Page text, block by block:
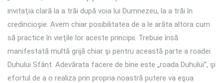
invitaţia clară la a trăi după voia lui Dumnezeu, la a trăi în
credincioşie. Avem chiar posibilitatea de a le arăta altora cum
să practice în vieţile lor aceste principii. Trebuie însă
manifestată multă grijă chiar şi pentru această parte a roadei
Duhului Sfânt. Adevărata facere de bine este „roada Duhului”, şi
efortul de a o realiza prin propria noastră putere va eşua